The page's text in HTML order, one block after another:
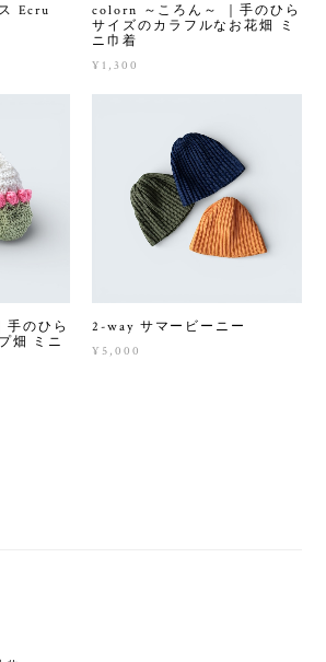
Ecru
colorn ～ころん～ ｜手のひら
サイズのカラフルなお花畑 ミ
ニ巾着
¥1,300
のひら
畑 ミニ
2-way サマービーニー
¥5,000